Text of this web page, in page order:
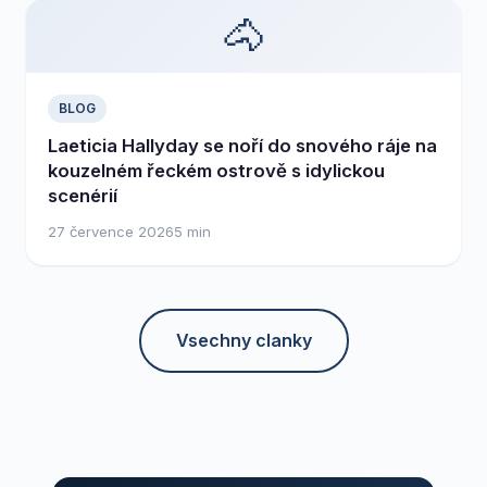
🐴
BLOG
Laeticia Hallyday se noří do snového ráje na
kouzelném řeckém ostrově s idylickou
scenérií
27 července 20265 min
Vsechny clanky